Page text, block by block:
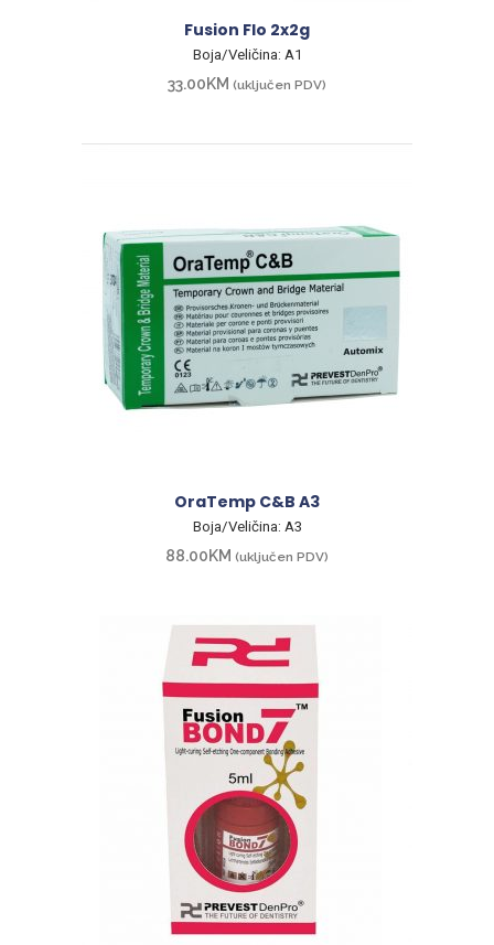
Fusion Flo 2x2g
Boja/Veličina: A1
33.00KM (uključen PDV)
OraTemp C&B A3
Boja/Veličina: A3
88.00KM (uključen PDV)